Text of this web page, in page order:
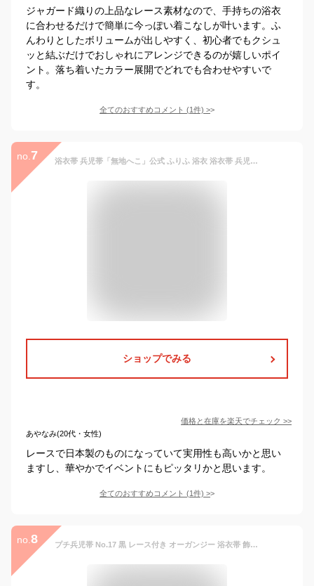
ジャガード織りの上品なレース素材なので、手持ちの浴衣
に合わせるだけで簡単に今っぽい着こなしが叶います。ふ
んわりとしたボリュームが出しやすく、初心者でもクシュ
ッと結ぶだけでおしゃれにアレンジできるのが嬉しいポイ
ント。落ち着いたカラー展開でどれでも合わせやすいで
す。
全てのおすすめコメント (1件) >
no. 7 浴衣帯 兵児帯「無地へこ」公式 ふりふ 浴衣 浴衣帯 兵児帯 へこ帯 飾り帯 日本製 ゆかた レース 白 ポップ レトロ モダン かわいい お洒落 華やか 和服 和装 ヘコ ギフト プレゼント 実用的
ショップでみる
価格と在庫を楽天でチェック >>
あやなみ(20代・女性)
レースで日本製のものになっていて実用性も高いかと思い
ますし、華やかでイベントにもピッタリかと思います。
全てのおすすめコメント (1件) >
no. 8 プチ兵児帯 No.17 黒 レース付き オーガンジー 浴衣帯 飾り帯 女の子 女性 キッズ ガールズ レディース 大人 ミニ兵児帯 プチへこ 在庫処分品 【pos】